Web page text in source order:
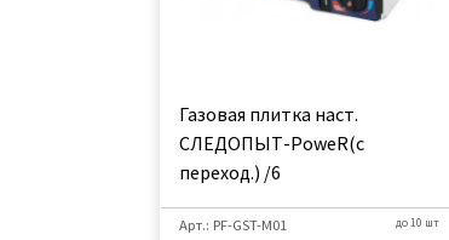
Газовая плитка наст.
СЛЕДОПЫТ-PoweR(с
переход.) /6
Арт.: PF-GST-M01 до 10 шт